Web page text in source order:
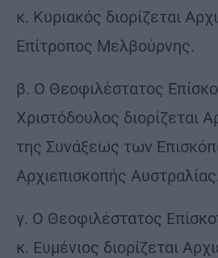
κ. Κυριακός διορίζεται
Επίτροπος Μελβούρνης.
β. Ο Θεοφιλέστατος
Χριστόδουλος διορίζεται
της Συνάξεως των
Αρχιεπισκοπής
γ. Ο Θεοφιλέστατος
κ. Ευμένιος διορίζεται